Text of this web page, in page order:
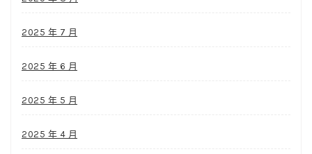
2025 年 7 月
2025 年 6 月
2025 年 5 月
2025 年 4 月